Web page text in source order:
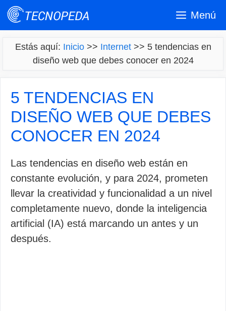
Saltar
Menú
Estás aquí: Inicio>> Internet>> 5 tendencias en
diseño web que debes conocer en 2024
5 TENDENCIAS EN
DISEÑO WEB QUE DEBES
CONOCER EN 2024
Las tendencias en diseño web están en
constante evolución, y para 2024, prometen
llevar la creatividad y funcionalidad a un nivel
completamente nuevo, donde la inteligencia
artificial (IA) está marcando un antes y un
después.